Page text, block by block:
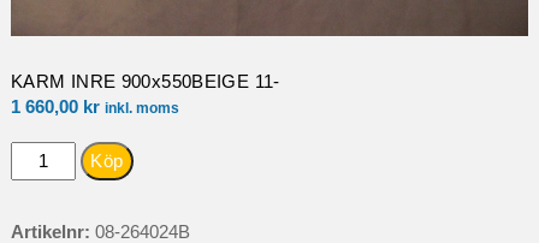
KARM INRE 900x550BEIGE 11-
1 660,00 kr inkl. moms
KARM
INRE
Köp
Artikelnr: 08-264024B